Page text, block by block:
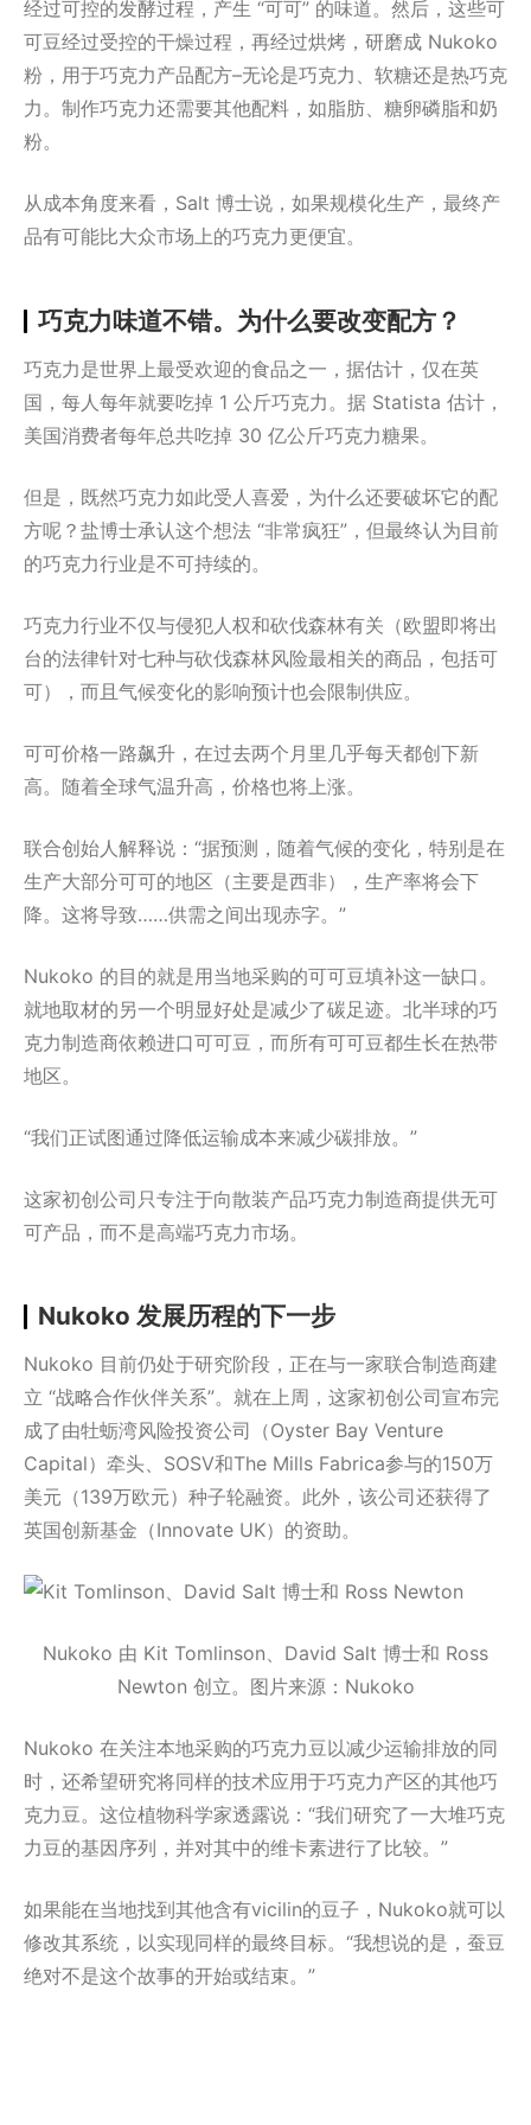
经过可控的发酵过程，产生 “可可” 的味道。然后，这些可
可豆经过受控的干燥过程，再经过烘烤，研磨成 Nukoko
粉，用于巧克力产品配方–无论是巧克力、软糖还是热巧克
力。制作巧克力还需要其他配料，如脂肪、糖卵磷脂和奶
粉。
从成本角度来看，Salt 博士说，如果规模化生产，最终产
品有可能比大众市场上的巧克力更便宜。
巧克力味道不错。为什么要改变配方？
巧克力是世界上最受欢迎的食品之一，据估计，仅在英
国，每人每年就要吃掉 1 公斤巧克力。据 Statista 估计，
美国消费者每年总共吃掉 30 亿公斤巧克力糖果。
但是，既然巧克力如此受人喜爱，为什么还要破坏它的配
方呢？盐博士承认这个想法 “非常疯狂”，但最终认为目前
的巧克力行业是不可持续的。
巧克力行业不仅与侵犯人权和砍伐森林有关（欧盟即将出
台的法律针对七种与砍伐森林风险最相关的商品，包括可
可），而且气候变化的影响预计也会限制供应。
可可价格一路飙升，在过去两个月里几乎每天都创下新
高。随着全球气温升高，价格也将上涨。
联合创始人解释说：“据预测，随着气候的变化，特别是在
生产大部分可可的地区（主要是西非），生产率将会下
降。这将导致……供需之间出现赤字。”
Nukoko 的目的就是用当地采购的可可豆填补这一缺口。
就地取材的另一个明显好处是减少了碳足迹。北半球的巧
克力制造商依赖进口可可豆，而所有可可豆都生长在热带
地区。
“我们正试图通过降低运输成本来减少碳排放。”
这家初创公司只专注于向散装产品巧克力制造商提供无可
可产品，而不是高端巧克力市场。
Nukoko 发展历程的下一步
Nukoko 目前仍处于研究阶段，正在与一家联合制造商建
立 “战略合作伙伴关系”。就在上周，这家初创公司宣布完
成了由牡蛎湾风险投资公司（Oyster Bay Venture
Capital）牵头、SOSV和The Mills Fabrica参与的150万
美元（139万欧元）种子轮融资。此外，该公司还获得了
英国创新基金（Innovate UK）的资助。
Nukoko 由 Kit Tomlinson、David Salt 博士和 Ross
Newton 创立。图片来源：Nukoko
Nukoko 在关注本地采购的巧克力豆以减少运输排放的同
时，还希望研究将同样的技术应用于巧克力产区的其他巧
克力豆。这位植物科学家透露说：“我们研究了一大堆巧克
力豆的基因序列，并对其中的维卡素进行了比较。”
如果能在当地找到其他含有vicilin的豆子，Nukoko就可以
修改其系统，以实现同样的最终目标。“我想说的是，蚕豆
绝对不是这个故事的开始或结束。”